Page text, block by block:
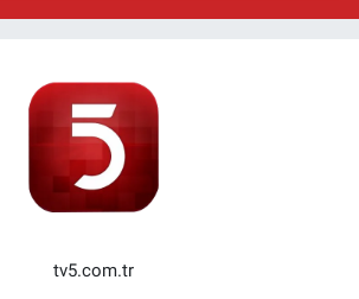
tv5.com.tr